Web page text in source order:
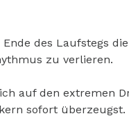
des Laufstegs
zu verlieren.
auf den extremen
sofort überzeugst.